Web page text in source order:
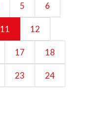
5 6
11 12
17 18
23 24